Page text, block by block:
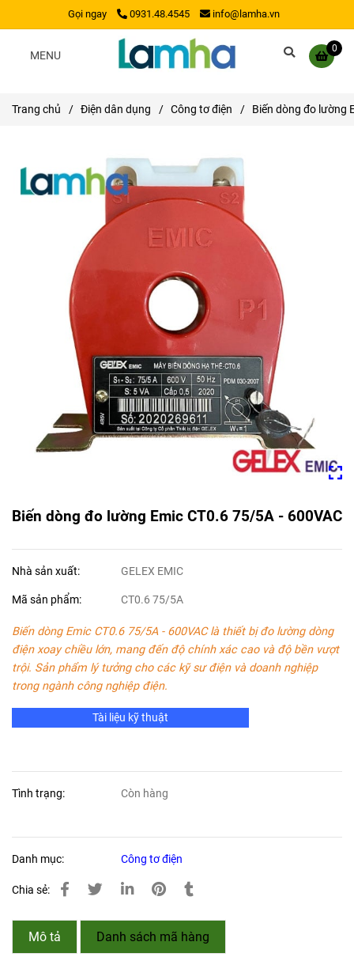
Gọi ngay 0931.48.4545 info@lamha.vn
0
MENU
Trang chủ / Điện dân dụng / Công tơ điện / Biến dòng đo lường
Biến dòng đo lường Emic CT0.6 75/5A - 600VAC
Nhà sản xuất: GELEX EMIC
Mã sản phẩm: CT0.6 75/5A
Biến dòng Emic CT0.6 75/5A - 600VAC là thiết bị đo lường dòng
điện xoay chiều lớn, mang đến độ chính xác cao và độ bền vượt
trội. Sản phẩm lý tưởng cho các kỹ sư điện và doanh nghiệp
trong ngành công nghiệp điện.
Tài liệu kỹ thuật
Tình trạng: Còn hàng
Danh mục: Công tơ điện
Chia sẻ:
Mô tả Danh sách mã hàng